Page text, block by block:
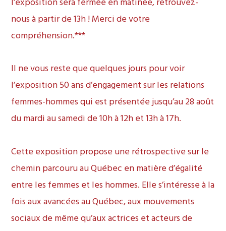
nous à partir de 13h ! Merci de votre
compréhension.***
Il ne vous reste que quelques jours pour voir
l’exposition 50 ans d’engagement sur les relations
femmes-hommes qui est présentée jusqu’au 28 août
du mardi au samedi de 10h à 12h et 13h à 17h.
Cette exposition propose une rétrospective sur le
chemin parcouru au Québec en matière d’égalité
entre les femmes et les hommes. Elle s’intéresse à la
fois aux avancées au Québec, aux mouvements
sociaux de même qu’aux actrices et acteurs de